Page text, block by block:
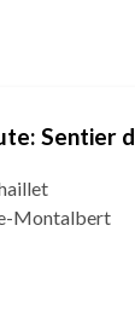
Sentier
Montalbert